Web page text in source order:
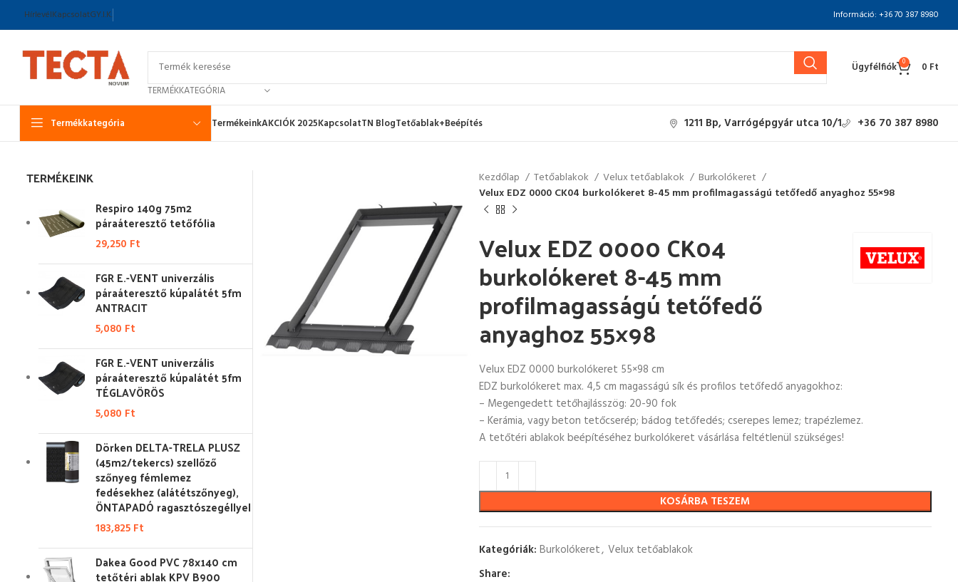
HírlevélKapcsolatGY.I.K. Információ: +36 70 387 8980
TERMÉKKATEGÓRIA
Ügyfélfiók 0 0 Ft
Termékkategória TermékeinkAKCIÓK 2025KapcsolatTN BlogTetőablak+Beépítés 1211 Bp, Varrógépgyár utca 10/1 +36 70 387 8980
Kezdőlap Tetőablakok Velux tetőablakok
Burkolókeret
Velux EDZ 0000 CK04 burkolókeret 8-45 mm profilmagasságú tetőfedő anyaghoz 55×98
Velux EDZ 0000 CK04
burkolókeret 8-45 mm
profilmagasságú tetőfedő
anyaghoz 55×98
Velux EDZ 0000 burkolókeret 55×98 cm
EDZ burkolókeret max. 4,5 cm magasságú sík és profilos tetőfedő anyagokhoz:
– Megengedett tetőhajlásszög: 20-90 fok
– Kerámia, vagy beton tetőcserép; bádog tetőfedés; cserepes lemez; trapézlemez.
A tetőtéri ablakok beépítéséhez burkolókeret vásárlása feltétlenül szükséges!
KOSÁRBA TESZEM
Kategóriák: Burkolókeret, Velux tetőablakok
Share:
TERMÉKEINK
Respiro 140g 75m2
páraáteresztő tetőfólia
29,250 Ft
FGR E.-VENT univerzális
páraáteresztő kúpalátét 5fm
ANTRACIT
5,080 Ft
FGR E.-VENT univerzális
páraáteresztő kúpalátét 5fm
TÉGLAVÖRÖS
5,080 Ft
Dörken DELTA-TRELA PLUSZ
(45m2/tekercs) szellőző
szőnyeg fémlemez
fedésekhez (alátétszőnyeg),
ÖNTAPADÓ ragasztószegéllyel
183,825 Ft
Dakea Good PVC 78x140 cm
tetőtéri ablak KPV B900